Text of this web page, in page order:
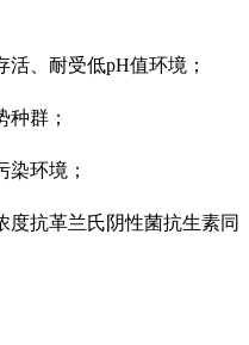
、耐受低pH值环境；
群；
环境；
度抗革兰氏阴性菌抗生素同